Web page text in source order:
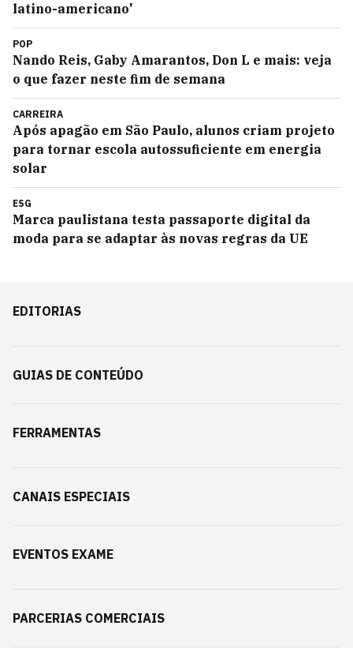
latino-americano'
POP
Nando Reis, Gaby Amarantos, Don L e mais: veja
o que fazer neste fim de semana
CARREIRA
Após apagão em São Paulo, alunos criam projeto
para tornar escola autossuficiente em energia
solar
ESG
Marca paulistana testa passaporte digital da
moda para se adaptar às novas regras da UE
EDITORIAS
GUIAS DE CONTEÚDO
FERRAMENTAS
CANAIS ESPECIAIS
EVENTOS EXAME
PARCERIAS COMERCIAIS